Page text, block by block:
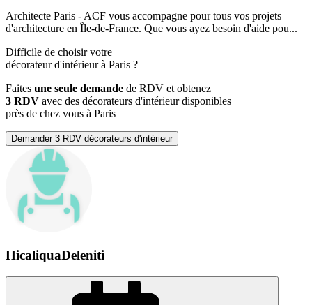
Architecte Paris - ACF vous accompagne pour tous vos projets
d'architecture en Île-de-France. Que vous ayez besoin d'aide pou...
Difficile de choisir votre
décorateur d'intérieur à Paris ?
Faites une seule demande de RDV et obtenez
3 RDV avec des décorateurs d'intérieur disponibles
près de chez vous à Paris
Demander 3 RDV décorateurs d'intérieur
HicaliquaDeleniti